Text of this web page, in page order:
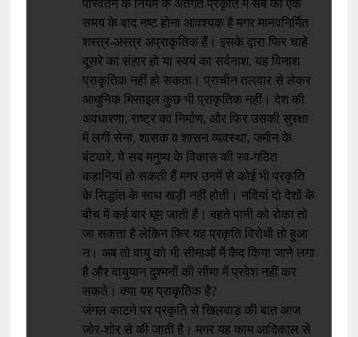
परिवर्तन के नियम के अंतर्गत प्रकृति में सब का एक
समय के बाद नष्ट होना आवश्यक है मगर मानवनिर्मित
शस्त्र-अस्त्र अप्राकृतिक हैं। इसके द्वारा फिर चाहे
दूसरे का संहार हो या स्वयं का सर्वनाश, यह विनाश
प्राकृतिक नहीं हो सकता। प्राचीन तलवार से लेकर
आधुनिक मिसाइल कुछ भी प्राकृतिक नहीं। देश की
अवधारणा, राष्ट्र का निर्माण, और फिर उसकी सुरक्षा
में लगी सेना, शासक व शासन व्यवस्था, जमीन के
बंटवारे, ये सब मनुष्य के विकास की स्व-गठित
कहानियां हो सकती हैं मगर उनमें से कोई भी प्रकृति
के सिद्धांत के साथ खड़ी नहीं होती। नदियां दो देशों के
बीच में कई बार घूम जाती हैं। बहते पानी को रोका तो
जा सकता है लेकिन फिर यह प्रकृति विरोधी तो हुआ
न। अब तो वायु को भी सीमाओं में कैद किया जाने लगा
है और वायुयान दुश्मनों की सीमा में प्रवेश नहीं कर
सकते। क्या यह प्राकृतिक है?
जंगल काटने पर प्रकृति से खिलवाड़ की बात आज
जोर-शोर से की जाती है। मगर यह काम आदिकाल से